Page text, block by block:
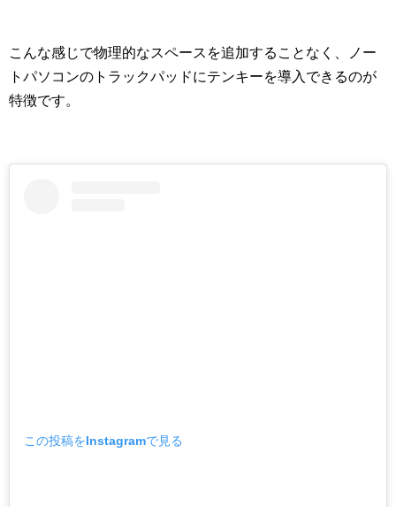
こんな感じで物理的なスペースを追加することなく、ノー
トパソコンのトラックパッドにテンキーを導入できるのが
特徴です。
この投稿をInstagramで見る